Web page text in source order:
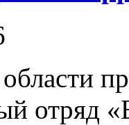
отряд